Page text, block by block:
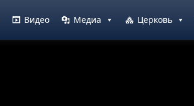
Видео Медиа Церковь